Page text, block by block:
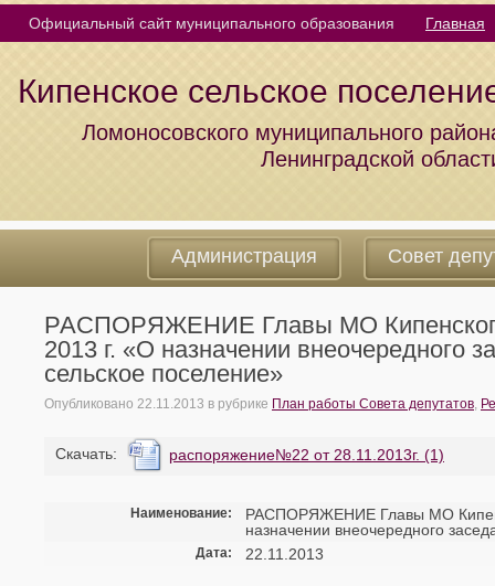
Официальный сайт муниципального образования Главная
Кипенское сельское
Ломоносовского муниципального
Ленинградской
Администрация Совет
РАСПОРЯЖЕНИЕ Главы МО Кипенского
2013 г. «О назначении внеочередного
сельское поселение»
Опубликовано 22.11.2013 в рубрике План работы Совета депутатов,
Cкачать: распоряжение№22 от 28.11.2013г. (1)
Наименование:
РАСПОРЯЖЕНИЕ Главы МО
назначении внеочередного
Дата: 22.11.2013